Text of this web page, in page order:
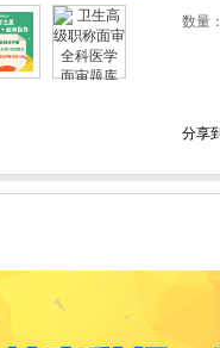
数量
分享